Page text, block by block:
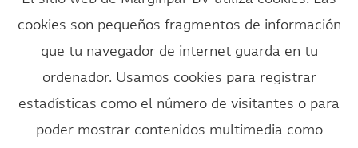
cookies son pequeños fragmentos de información
que tu navegador de internet guarda en tu
ordenador. Usamos cookies para registrar
estadísticas como el número de visitantes o para
poder mostrar contenidos multimedia como